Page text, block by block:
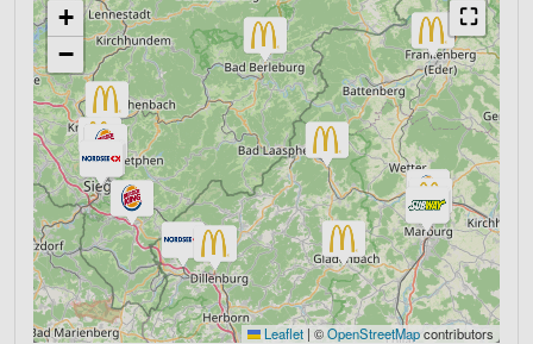
⛶
+
−
Leaflet | ©OpenStreetMapcontributors